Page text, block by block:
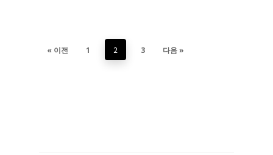
« 이전 1 2 3 다음 »